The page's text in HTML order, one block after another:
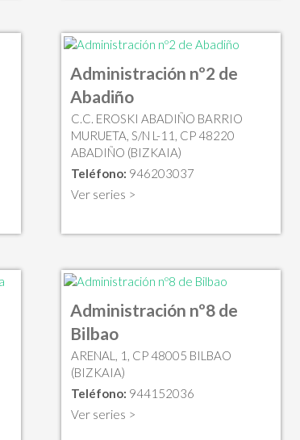
Administración nº2 de
Abadiño
C.C. EROSKI ABADIÑO BARRIO
MURUETA, S/N L-11, CP 48220
ABADIÑO (BIZKAIA)
Teléfono: 946203037
Ver series >
Administración nº8 de
Bilbao
ARENAL, 1, CP 48005 BILBAO
(BIZKAIA)
Teléfono: 944152036
Ver series >